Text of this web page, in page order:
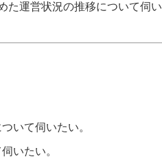
運営状況の推移について伺い
いて伺いたい。
いたい。